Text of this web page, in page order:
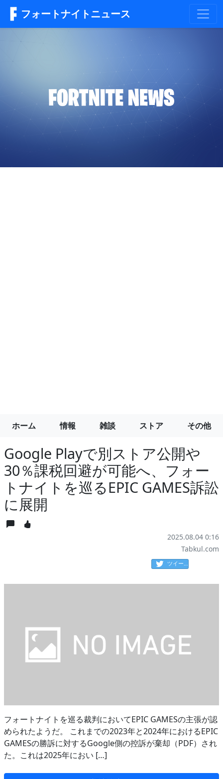
フォートナイトニュース
ホーム 情報 雑談 ストア その他
Google Playで別ストア公開や
30％課税回避が可能へ、フォー
トナイトを巡るEPIC GAMES訴訟
に展開
2025.08.04 0:16
Tabkul.com
ツイート
フォートナイトを巡る裁判においてEPIC GAMESの主張が認
められたようだ。 これまでの2023年と2024年におけるEPIC
GAMESの勝訴に対するGoogle側の控訴が棄却（PDF）され
た。これは2025年におい […]